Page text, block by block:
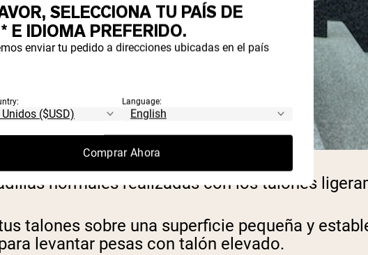
normales realizadas con los talones
talones sobre una superficie pequeña y
levantar pesas con talón elevado.
SELECCIONA TU PAÍS DE
E IDIOMA PREFERIDO.
enviar tu pedido a direcciones ubicadas en el país
Language:
Comprar Ahora